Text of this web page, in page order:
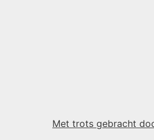
Met trots gebracht